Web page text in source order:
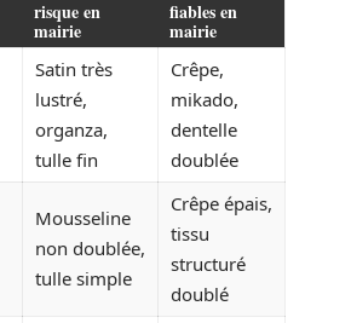
risque en
mairie
fiables en
mairie
Satin très
lustré,
organza,
tulle fin
Crêpe,
mikado,
dentelle
doublée
Mousseline
non doublée,
tulle simple
Crêpe épais,
tissu
structuré
doublé